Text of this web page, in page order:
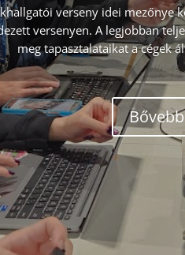
verseny idei mezőnye
versenyen. A legjobban
meg tapasztalataikat a cégek